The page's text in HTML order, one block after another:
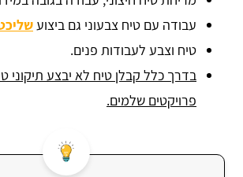
עבודה עם טיח צבעוני גם ביצוע
טיח וצבע לעבודות פנים.
בדרך כלל קבלן טיח לא יבצע תיקוני
פרויקטים שלמים.